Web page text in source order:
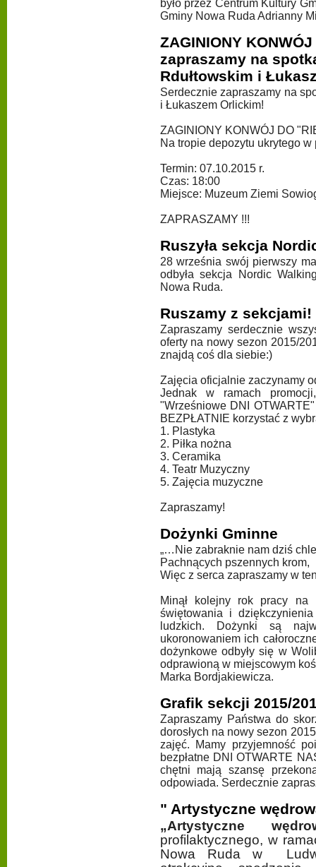
było przez Centrum Kultury
Gminy Nowa Ruda Adrianny
ZAGINIONY
zapraszamy na
Rdułtowskim i
Serdecznie zapraszamy na
i Łukaszem Orlickim!
ZAGINIONY KONWÓJ DO
Na tropie depozytu ukrytego
Termin: 07.10.2015 r.
Czas: 18:00
Miejsce: Muzeum Ziemi
ZAPRASZAMY !!!
Ruszyła sekcja
28 września swój pierwszy
odbyła sekcja Nordic
Nowa Ruda.
Ruszamy z sekcjami!
Zapraszamy serdecznie
oferty na nowy sezon 2015/
znajdą coś dla siebie:)
Zajęcia oficjalnie zaczynamy
Jednak w ramach
"Wrześniowe DNI
BEZPŁATNIE korzystać z
1. Plastyka
2. Piłka nożna
3. Ceramika
4. Teatr Muzyczny
5. Zajęcia muzyczne
Zapraszamy!
Dożynki Gminne
„…Nie zabraknie nam dziś
Pachnących pszennych krom,
Więc z serca zapraszamy w
Minął kolejny rok pracy
świętowania i
ludzkich. Dożynki są
ukoronowaniem ich
dożynkowe odbyły się w
odprawioną w miejscowym
Marka Bordjakiewicza.
Grafik sekcji 2015/
Zapraszamy Państwa do
dorosłych na nowy sezon
zajęć. Mamy przyjemność
bezpłatne DNI OTWARTE
chętni mają szansę
odpowiada. Serdecznie
" Artystyczne
„Artystyczne
profilaktycznego, w
Nowa Ruda w